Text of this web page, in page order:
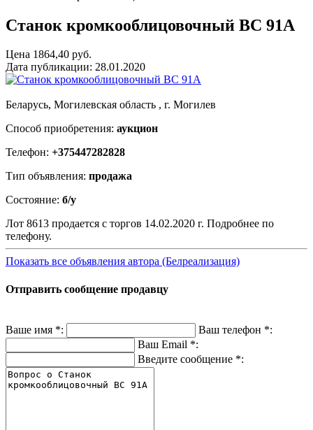
Станок кромкооблицовочный ВС 91А
Цена 1864,40 руб.
Дата публикации: 28.01.2020
Беларусь, Могилевская область , г. Могилев
Способ приобретения: аукцион
Телефон: +375447282828
Тип объявления: продажа
Состояние: б/у
Лот 8613 продается с торгов 14.02.2020 г. Подробнее по
телефону.
Показать все объявления автора (Белреализация)
Отправить сообщение продавцу
Ваше имя *: Ваш телефон *:
Ваш Email *:
Введите сообщение *: